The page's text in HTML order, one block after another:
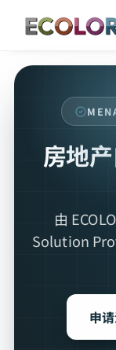
房地
由
Solution
申